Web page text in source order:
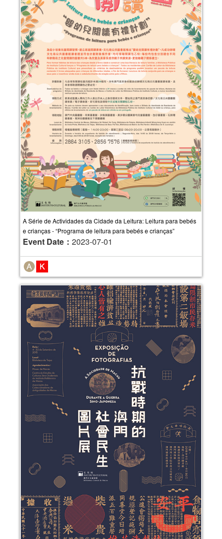
A Série de Actividades da Cidade da Leitura: Leitura para bebés
e crianças - “Programa de leitura para bebés e crianças”
Event Date： 2023-07-01